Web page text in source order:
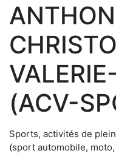
(ACV-
Sports, activités de
(sport automobile,